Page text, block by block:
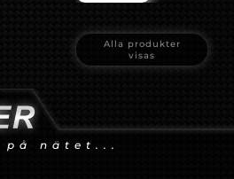
Alla produkter
visas
på nätet...